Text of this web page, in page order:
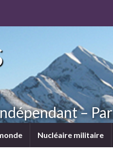
–
Nucléaire militaire